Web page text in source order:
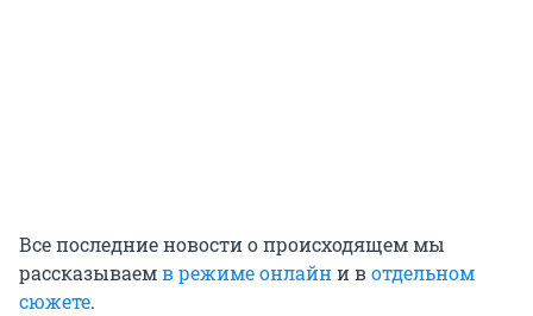
Все последние новости о происходящем мы
рассказываемв режиме онлайни вотдельном
сюжете.